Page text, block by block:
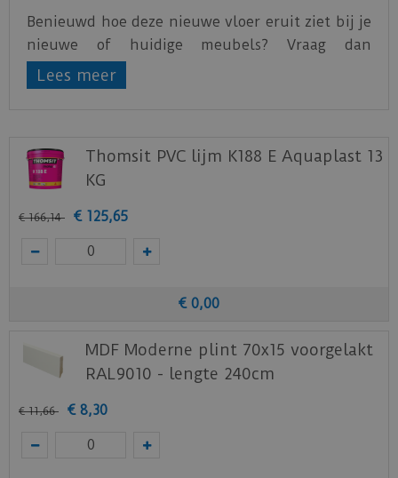
Benieuwd hoe deze nieuwe vloer eruit ziet bij je
nieuwe of huidige meubels? Vraag dan
nu
Home.
Lees meer
Thomsit PVC lijm K188 E Aquaplast 13
KG
€ 166,14 € 125,65
€ 0,00
MDF Moderne plint 70x15 voorgelakt
RAL9010 - lengte 240cm
€ 11,66 € 8,30